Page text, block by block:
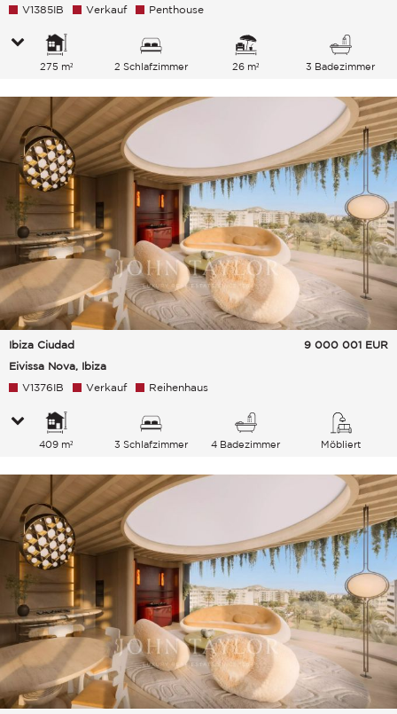
V1385IB Verkauf Penthouse
275 m² 2 Schlafzimmer 26 m² 3 Badezimmer
Ibiza Ciudad
Eivissa Nova, Ibiza
9 000 001 EUR
V1376IB Verkauf Reihenhaus
409 m² 3 Schlafzimmer 4 Badezimmer Möbliert